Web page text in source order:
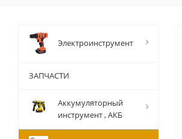
Электроинструмент
ЗАПЧАСТИ
Аккумуляторный
инструмент , АКБ